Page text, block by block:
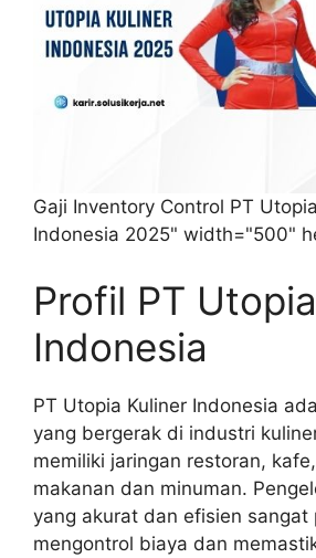
Gaji Inventory Control PT
Indonesia 2025" width="500"
Profil PT
Indonesia
PT Utopia Kuliner Indonesia
yang bergerak di industri
memiliki jaringan restoran,
makanan dan minuman.
yang akurat dan efisien sangat
mengontrol biaya dan